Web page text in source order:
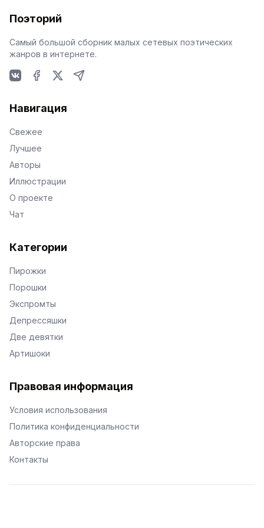
Поэторий
Самый большой сборник малых сетевых поэтических
жанров в интернете.
Навигация
Свежее
Лучшее
Авторы
Иллюстрации
О проекте
Чат
Категории
Пирожки
Порошки
Экспромты
Депрессяшки
Две девятки
Артишоки
Правовая информация
Условия использования
Политика конфиденциальности
Авторские права
Контакты